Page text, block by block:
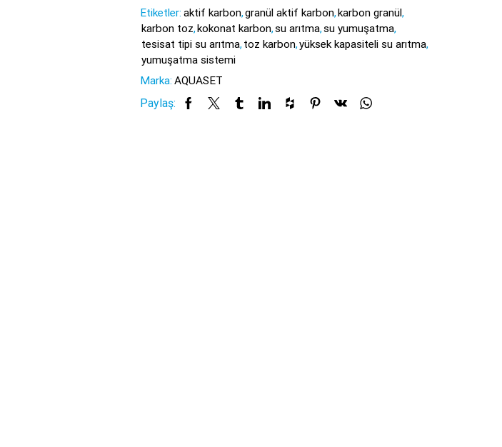
Etiketler: aktif karbon,granül aktif karbon,karbon granül,
karbon toz,kokonat karbon,su arıtma,su yumuşatma,
tesisat tipi su arıtma,toz karbon,yüksek kapasiteli su arıtma,
yumuşatma sistemi
Marka: AQUASET
Paylaş: